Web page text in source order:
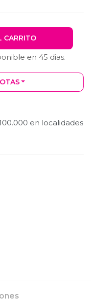
CARRITO
en 45 dias.
en localidades